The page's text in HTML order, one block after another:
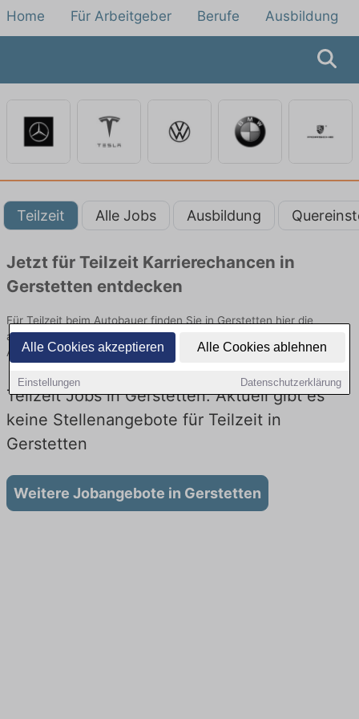
Alle Cookies akzeptieren Alle Cookies ablehnen
Einstellungen Datenschutzerklärung
Home Für Arbeitgeber Berufe Ausbildung
Teilzeit Alle Jobs Ausbildung
Jetzt für Teilzeit Karrierechancen in
Gerstetten entdecken
Für Teilzeit beim Autobauer finden Sie in Gerstetten hier die
aktuellsten Angebote. Entdecken Sie freie Optionen von Top-
Arbeitgebern und bewerben Sie sich noch heute.
Teilzeit Jobs in Gerstetten: Aktuell gibt es
keine Stellenangebote für Teilzeit in
Gerstetten
Weitere Jobangebote in Gerstetten